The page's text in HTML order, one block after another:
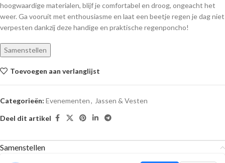
hoogwaardige materialen, blijf je comfortabel en droog, ongeacht het
weer. Ga vooruit met enthousiasme en laat een beetje regen je dag niet
verpesten dankzij deze handige en praktische regenponcho!
Samenstellen
Toevoegen aan verlanglijst
Categorieën: Evenementen, Jassen & Vesten
Deel dit artikel
Samenstellen